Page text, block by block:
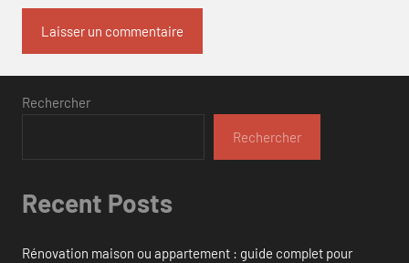
Rechercher
Rechercher
Recent Posts
Rénovation maison ou appartement : guide complet pour